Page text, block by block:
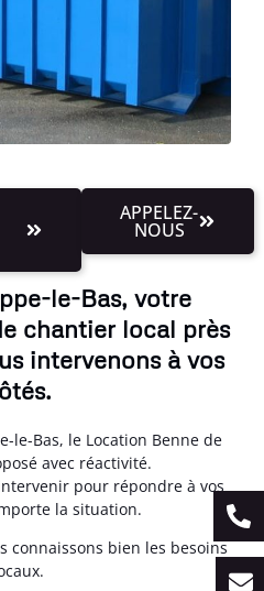
APPELEZ-
NOUS
le-Bas, votre
chantier local près
intervenons à vos
le-Bas, le Location Benne de
avec réactivité.
pour répondre à vos
la situation.
connaissons bien les besoins